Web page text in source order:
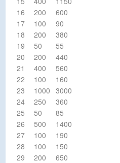
16
200
600
17
100
90
18
200
380
19
50
55
20
200
440
21
400
560
22
100
160
23
1000
3000
24
250
360
25
50
85
26
500
1400
27
100
190
28
100
150
29
200
650